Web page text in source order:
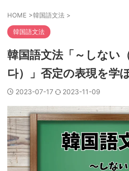
HOME >韓国語文法 >
韓国語文法
韓国語文法「～しない
다）」否定の表現を学
2023-07-17 2023-11-09